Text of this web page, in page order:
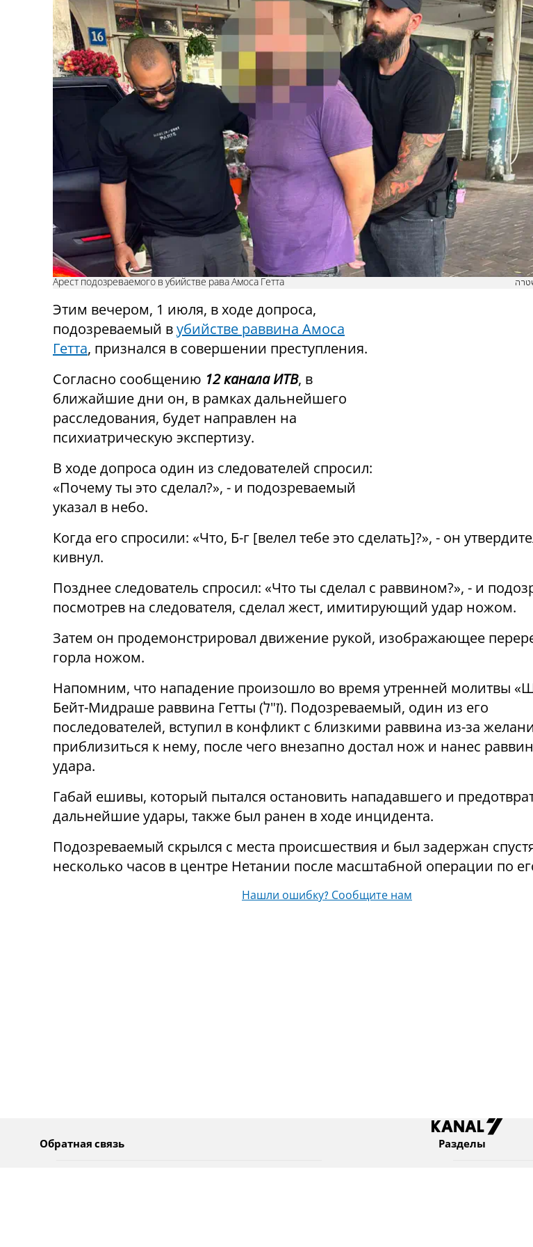
Арест подозреваемого в убийстве рава Амоса Гетта
Этим вечером, 1 июля, в ходе допроса,
подозреваемый вубийстве раввина Амоса
Гетта, признался в совершении преступления.
Согласно сообщению 12 канала ИТВ, в
ближайшие дни он, в рамках дальнейшего
расследования, будет направлен на
психиатрическую экспертизу.
В ходе допроса один из следователей спросил:
«Почему ты это сделал?», - и подозреваемый
указал в небо.
Когда его спросили: «Что, Б-г [велел тебе это сделать]?», - он
кивнул.
Позднее следователь спросил: «Что ты сделал с раввином?», - и
посмотрев на следователя, сделал жест, имитирующий удар ножом.
Затем он продемонстрировал движение рукой, изображающее
горла ножом.
Напомним, что нападение произошло во время утренней молитвы
Бейт-Мидраше раввина Гетты (ז"ל). Подозреваемый, один из его
последователей, вступил в конфликт с близкими раввина из-за
приблизиться к нему, после чего внезапно достал нож и нанес
удара.
Габай ешивы, который пытался остановить нападавшего и
дальнейшие удары, также был ранен в ходе инцидента.
Подозреваемый скрылся с места происшествия и был задержан
несколько часов в центре Нетании после масштабной операции по
Нашли ошибку? Сообщите нам
Обратная связь Разделы